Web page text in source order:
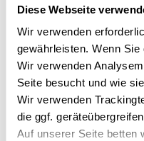
Diese Webseite
Wir verwenden
gewährleisten. Wenn
Wir verwenden
Seite besucht und wie
Wir verwenden
die ggf.
Auf unserer Seite betten
Gibt es
Nein, das IFA Hotel
Meerblick. Die Zimmer
Landseite
unmittelbaren Nähe